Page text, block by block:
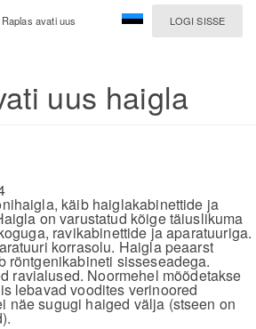
LOGI SISSE
Raplas avati uus
uus haigla
käib haiglakabinettide ja
on varustatud kõige täiuslikuma
ravikabinettide ja aparatuuriga.
korrasolu. Haigla peaarst
röntgenikabineti sisseseadega.
ravialused. Noormehel mõõdetakse
lebavad voodites verinoored
näe sugugi haiged välja (stseen on